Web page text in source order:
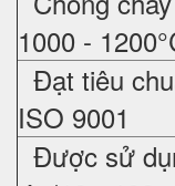
1000 -
Đạt tiêu
ISO 9001
Được sử